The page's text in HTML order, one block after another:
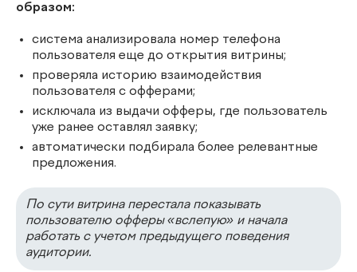
образом:
система анализировала номер телефона
пользователя еще до открытия витрины;
проверяла историю взаимодействия
пользователя с офферами;
исключала из выдачи офферы, где пользователь
уже ранее оставлял заявку;
автоматически подбирала более релевантные
предложения.
По сути витрина перестала показывать
пользователю офферы «вслепую» и начала
работать с учетом предыдущего поведения
аудитории.